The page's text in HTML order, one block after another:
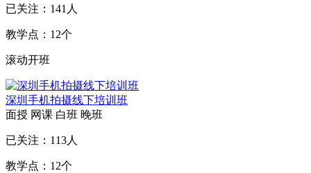
已关注： 141 人
教学点： 12个
滚动开班
深圳手机拍摄线下培训班
面授 网课 白班 晚班
已关注： 113人
教学点： 12个